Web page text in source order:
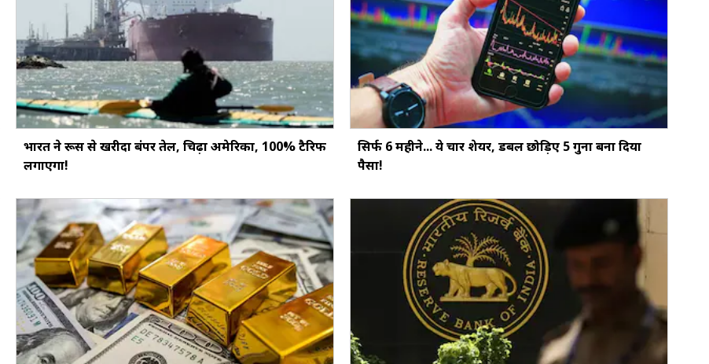
भारत ने रूस से खरीदा बंपर तेल, चिढ़ा अमेरिका, 100% टैरिफ
लगाएगा!
सिर्फ 6 महीने... ये चार शेयर, डबल छोड़‍िए 5 गुना बना दिया
पैसा!